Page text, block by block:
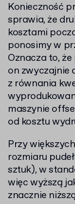
Konieczność
sprawia, że
kosztami
ponosimy w
Oznacza to,
on zwyczajnie
z równania
maszynie
od kosztu
Przy
rozmiaru
sztuk), w
więc wyższą
znacznie